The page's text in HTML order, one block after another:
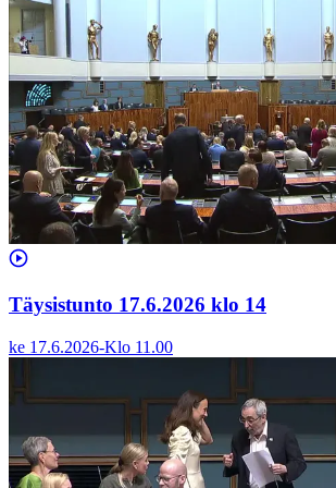
Täysistunto 17.6.2026 klo 14
ke 17.6.2026-Klo 11.00